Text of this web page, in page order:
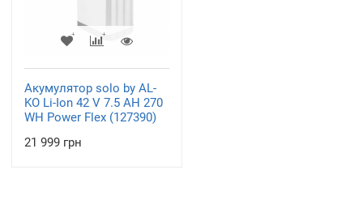
Акумулятор solo by AL-
KO Li-Ion 42 V 7.5 AH 270
WH Power Flex (127390)
21 999 грн